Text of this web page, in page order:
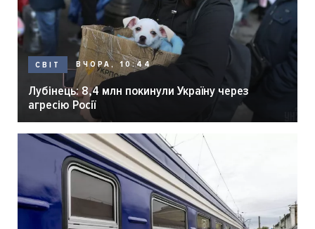
СВІТ ВЧОРА, 10:44
Лубінець: 8,4 млн покинули Україну через
агресію Росії